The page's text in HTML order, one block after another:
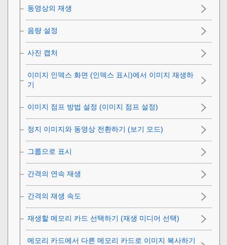
동영상의 재생
음량 설정
사진 캡처
이미지 인덱스 화면 (인덱스 표시)에서 이미지 재생하
기
이미지 점프 방법 설정 (이미지 점프 설정)
정지 이미지와 동영상 전환하기 (보기 모드)
그룹으로 표시
간격의 연속 재생
간격의 재생 속도
재생할 메모리 카드 선택하기 (재생 미디어 선택)
메모리 카드에서 다른 메모리 카드로 이미지 복사하기